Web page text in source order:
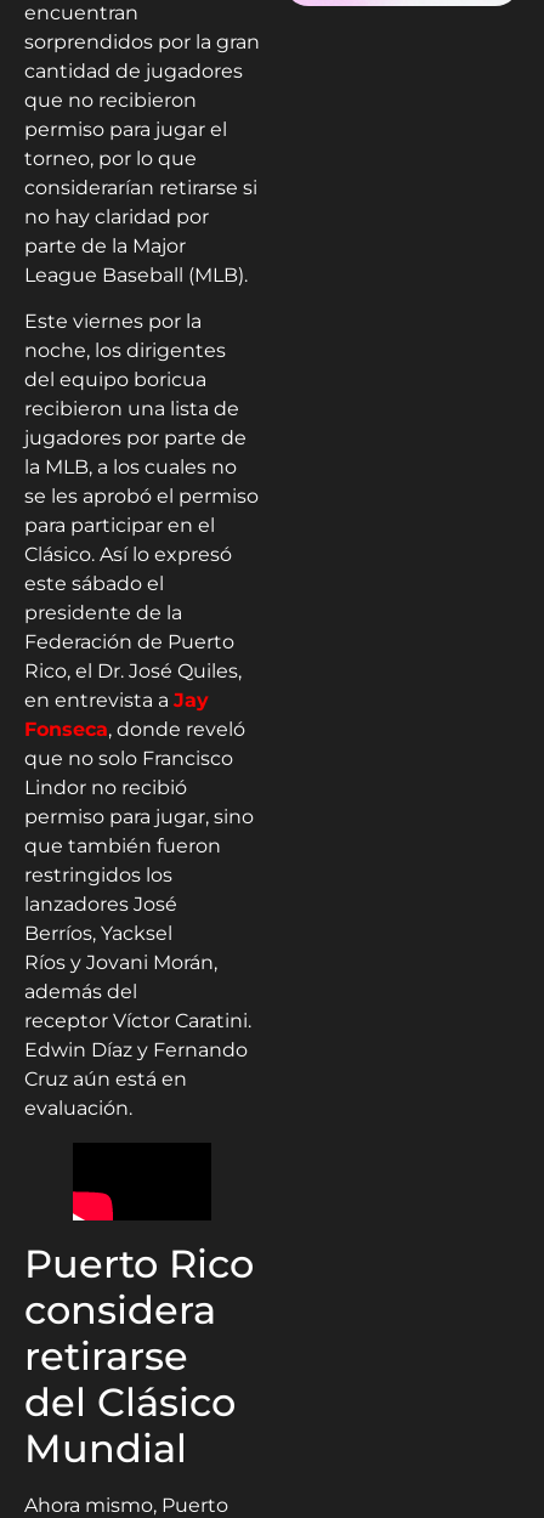
encuentran
sorprendidos por la gran
cantidad de jugadores
que no recibieron
permiso para jugar el
torneo, por lo que
considerarían retirarse si
no hay claridad por
parte de la Major
League Baseball (MLB).
Este viernes por la
noche, los dirigentes
del equipo boricua
recibieron una lista de
jugadores por parte de
la MLB, a los cuales no
se les aprobó el permiso
para participar en el
Clásico. Así lo expresó
este sábado el
presidente de la
Federación de Puerto
Rico, el Dr. José Quiles,
en entrevista a Jay
Fonseca, donde reveló
que no solo Francisco
Lindor no recibió
permiso para jugar, sino
que también fueron
restringidos los
lanzadores José
Berríos, Yacksel
Ríos y Jovani Morán,
además del
receptor Víctor Caratini.
Edwin Díaz y Fernando
Cruz aún está en
evaluación.
Puerto Rico
considera
retirarse
del Clásico
Mundial
Ahora mismo, Puerto